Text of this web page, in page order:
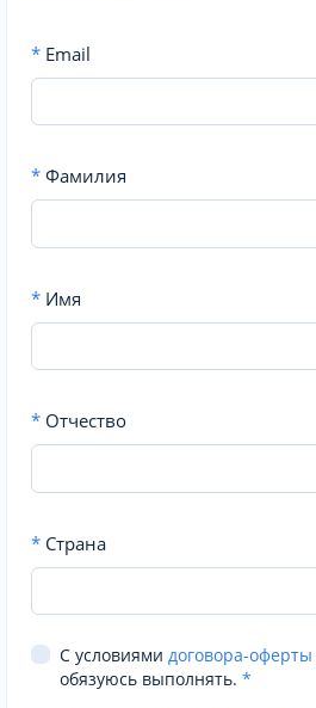
* Email
* Фамилия
* Имя
* Отчество
* Страна
С условиями договора-оферты
обязуюсь выполнять. *